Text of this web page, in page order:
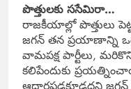
పొత్తులకు ససేమిరా…
రాజకీయాల్లో పొత్తులు
జగన్ తన ప్రయాణాన్ని
వామపక్ష పార్టీలు,
కలిపేందుకు
ఆధారపడకూడదని జగన్